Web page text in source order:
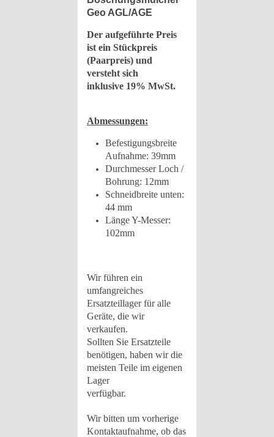
Geo AGL/AGE
Der aufgeführte Preis
ist ein Stückpreis
(Paarpreis) und
versteht sich
inklusive 19% MwSt.
Abmessungen:
Befestigungsbreite
Aufnahme: 39mm
Durchmesser Loch /
Bohrung: 12mm
Schneidbreite unten:
44 mm
Länge Y-Messer:
102mm
Wir führen ein
umfangreiches
Ersatzteillager für alle
Geräte, die wir
verkaufen.
Sollten Sie Ersatzteile
benötigen, haben wir die
meisten Teile im eigenen
Lager
verfügbar.
Wir bitten um vorherige
Kontaktaufnahme, ob das